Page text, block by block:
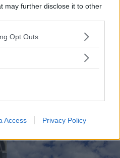
may further disclose it to other
uses one or more Google
behaviour. You may click to
purposes in below Google
Opt Outs
Access Privacy Policy